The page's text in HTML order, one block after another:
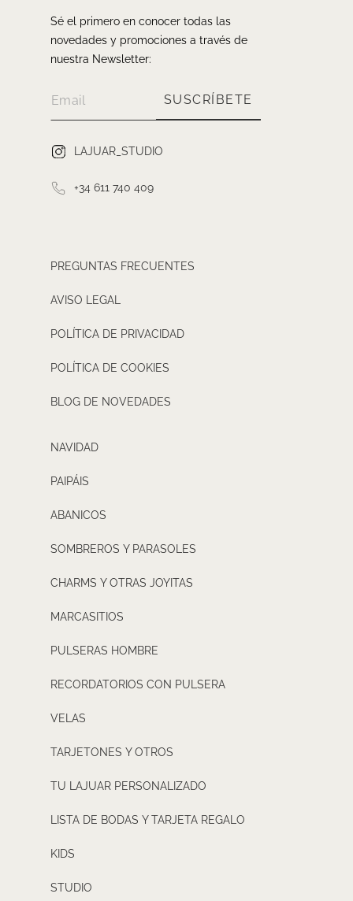
Sé el primero en conocer todas las
novedades y promociones a través de
nuestra Newsletter:
SUSCRÍBETE
LAJUAR_STUDIO
+34 611 740 409
PREGUNTAS FRECUENTES
AVISO LEGAL
POLÍTICA DE PRIVACIDAD
POLÍTICA DE COOKIES
BLOG DE NOVEDADES
NAVIDAD
PAIPÁIS
ABANICOS
SOMBREROS Y PARASOLES
CHARMS Y OTRAS JOYITAS
MARCASITIOS
PULSERAS HOMBRE
RECORDATORIOS CON PULSERA
VELAS
TARJETONES Y OTROS
TU LAJUAR PERSONALIZADO
LISTA DE BODAS Y TARJETA REGALO
KIDS
STUDIO